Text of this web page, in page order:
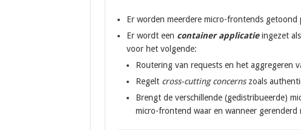
Er worden meerdere micro-frontends getoond
Er wordt een container applicatieingezet
voor het volgende:
Routering van requests en het aggregeren
Regelt cross-cutting concernszoals
Brengt de verschillende (gedistribueerde)
micro-frontend waar en wanneer gerenderd